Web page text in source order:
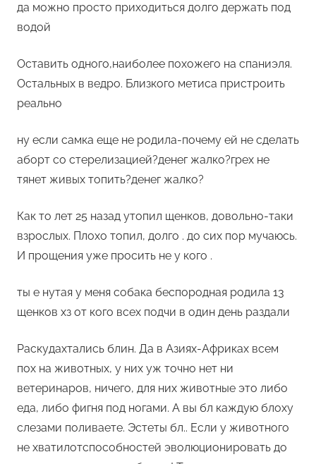
да можно просто приходиться долго держать под
водой
Оставить одного,наиболее похожего на спаниэля.
Остальных в ведро. Близкого метиса пристроить
реально
ну если самка еще не родила-почему ей не сделать
аборт со стерелизацией?денег жалко?грех не
тянет живых топить?денег жалко?
Как то лет 25 назад утопил щенков, довольно-таки
взрослых. Плохо топил, долго . до сих пор мучаюсь.
И прощения уже просить не у кого .
ты е нутая у меня собака беспородная родила 13
щенков хз от кого всех подчи в один день раздали
Раскудахтались блин. Да в Азиях-Африках всем
пох на животных, у них уж точно нет ни
ветеринаров, ничего, для них животные это либо
еда, либо фигня под ногами. А вы бл каждую блоху
слезами поливаете. Эстеты бл.. Если у животного
не хватилотспособностей эволюционировать до